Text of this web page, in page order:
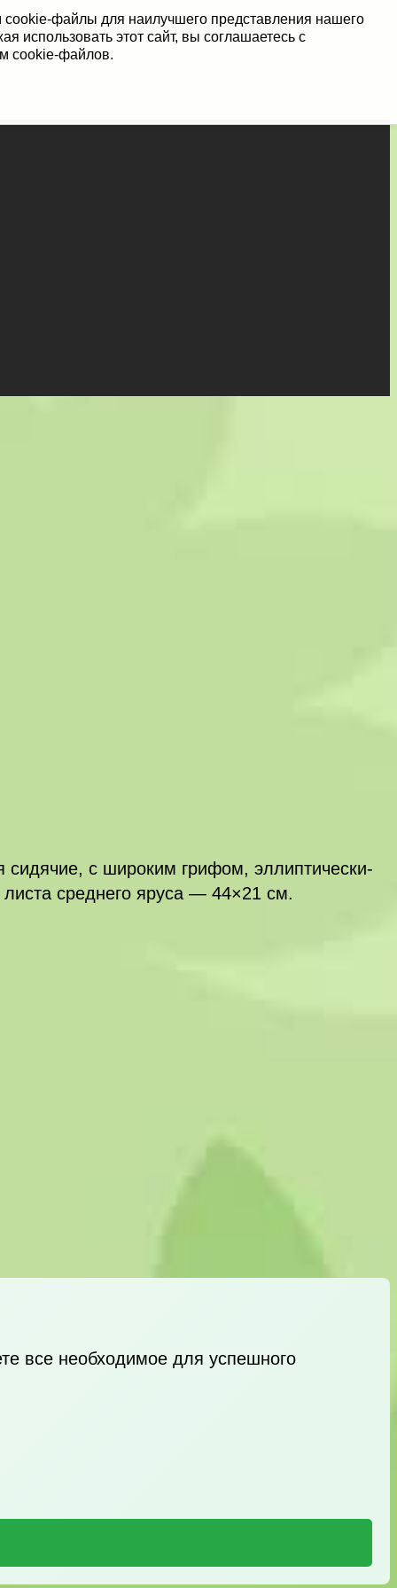
сидячие, с широким грифом, эллиптически-
среднего яруса — 44×21 см.
все необходимое для успешного
файлы для наилучшего представления нашего
использовать этот сайт, вы соглашаетесь с
cookie-файлов.